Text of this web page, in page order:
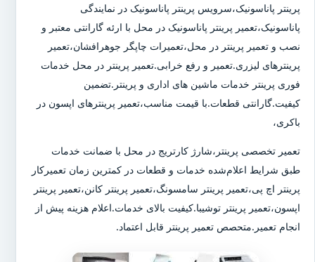
پرینتر پاناسونیک،سرویس پرینتر پاناسونیک در نمایندگی
پاناسونیک،تعمیر پرینتر پاناسونیک در محل با ارئه گارانتی معتبر و
نصب و تعمیر پرینتر در محل،تعمیرات چاپگر جوهرافشان،تعمیر
پرینترهای لیزری.تعمیر و رفع خرابی.تعمیر پرینتر در محل خدمات
فوری پرینتر خدمات ماشین های اداری و پرینتر.تضمین
کیفیت.گارانتی قطعات.با قیمت مناسب،تعمیر پرینترهای اپسون در
باکری،
تعمیر تخصصی پرینتر،شارژ کارتریج در محل با ضمانت خدمات
طبق شرایط اعلام‌شده خدمات و قطعات در کمترین زمان تعمیرکار
پرینتر اچ پی،تعمیر پرینتر سامسونگ،تعمیر پرینتر کانن،تعمیر پرینتر
اپسون،تعمیر پرینتر توشیبا.کیفیت بالای خدمات.اعلام هزینه پیش از
انجام تعمیر.متحصص تعمیر پرینتر قابل اعتماد.